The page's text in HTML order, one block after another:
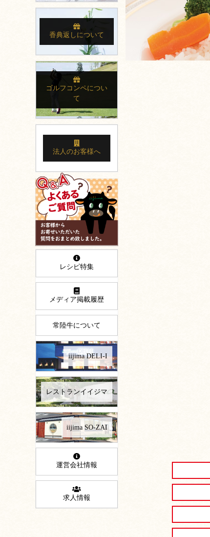
香典返しについて
ゴルフコンペについ
て
法人のお客様へ
レシピ特集
メディア掲載履歴
常陸牛について
iijima DELI-I
レストランイイジマ
iijima SO-ZAI
運営会社情報
求人情報